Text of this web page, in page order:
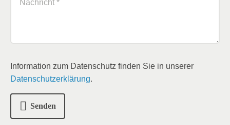
Information zum Datenschutz finden Sie in unserer
Datenschutzerklärung.
Senden